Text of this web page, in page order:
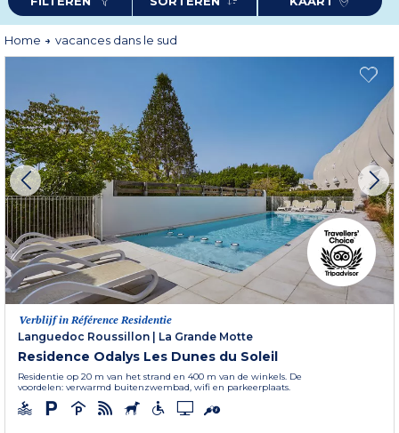
resorts, charming Provençal villages, or the sunny coastlines of
Spain
Italy
andCroatia.
Whether travelling with family, as a couple or with friends, find your ideal
destination and fully enjoy the relaxed lifestyle of the South.
Home vacances dans le sud
Verblijf in Référence Residentie
Languedoc Roussillon
La Grande Motte
Residence Odalys Les Dunes du Soleil
Residentie op 20 m van het strand en 400 m van de winkels. De
voordelen: verwarmd buitenzwembad, wifi en parkeerplaats.